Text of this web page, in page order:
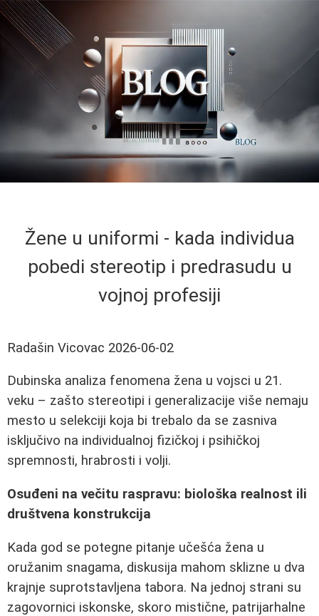
Žene u uniformi - kada individua
pobedi stereotip i predrasudu u
vojnoj profesiji
Radašin Vicovac 2026-06-02
Dubinska analiza fenomena žena u vojsci u 21.
veku – zašto stereotipi i generalizacije više nemaju
mesto u selekciji koja bi trebalo da se zasniva
isključivo na individualnoj fizičkoj i psihičkoj
spremnosti, hrabrosti i volji.
Osuđeni na večitu raspravu: biološka realnost ili
društvena konstrukcija
Kada god se potegne pitanje učešća žena u
oružanim snagama, diskusija mahom sklizne u dva
krajnje suprotstavljena tabora. Na jednoj strani su
zagovornici iskonske, skoro mistične, patrijarhalne